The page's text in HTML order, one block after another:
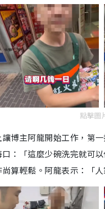
點擊圖
博主阿龍開始工作，第
：「這麼少碗洗完就可
算輕鬆。阿龍表示：「